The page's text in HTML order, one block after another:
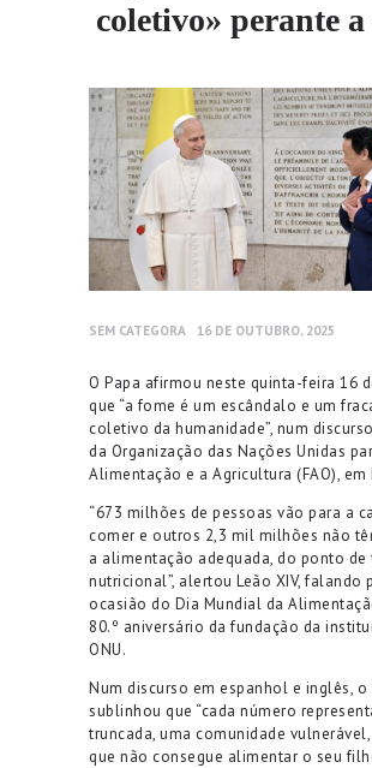
coletivo» perante a
SEM CATEGORA 16 DE OUTUBRO, 2025
O Papa afirmou neste quinta-feira 16
que “a fome é um escândalo e um
coletivo da humanidade”, num
da Organização das Nações Unidas
Alimentação e a Agricultura (FAO), em
“673 milhões de pessoas vão para a
comer e outros 2,3 mil milhões não
a alimentação adequada, do ponto de
nutricional”, alertou Leão XIV, falando
ocasião do Dia Mundial da
80.º aniversário da fundação da
ONU.
Num discurso em espanhol e inglês, o
sublinhou que “cada número
truncada, uma comunidade
que não consegue alimentar o seu